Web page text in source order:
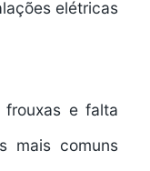
elétricas
frouxas e falta
mais comuns